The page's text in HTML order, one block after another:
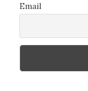
Email